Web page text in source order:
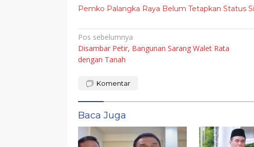
Pemko Palangka Raya Belum Tetapkan Status
Navigasi
pos
Pos sebelumnya
Disambar Petir, Bangunan Sarang Walet Rata
dengan Tanah
Komentar
Baca Juga